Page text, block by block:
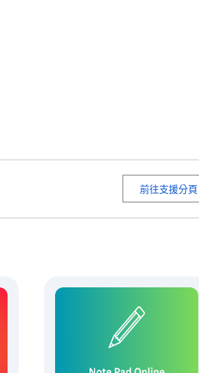
本。快速組織想法並將想法存儲在一個
前往支援分頁